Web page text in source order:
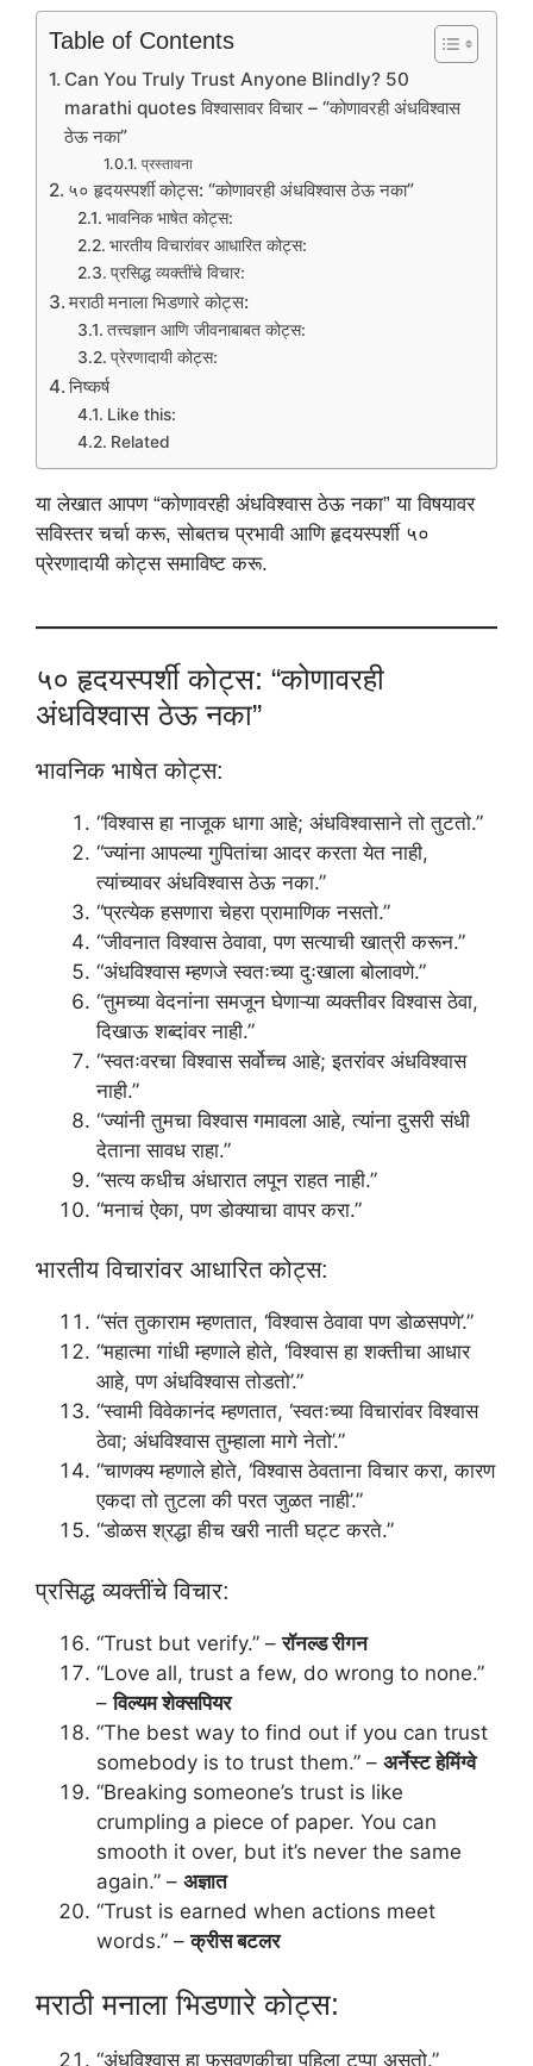
Table of Contents
Can You Truly Trust Anyone Blindly? 50
marathi quotes विश्वासावर विचार – “कोणावरही अंधविश्वास
ठेऊ नका”
प्रस्तावना
५० हृदयस्पर्शी कोट्स: “कोणावरही अंधविश्वास ठेऊ नका”
भावनिक भाषेत कोट्स:
भारतीय विचारांवर आधारित कोट्स:
प्रसिद्ध व्यक्तींचे विचार:
मराठी मनाला भिडणारे कोट्स:
तत्त्वज्ञान आणि जीवनाबाबत कोट्स:
प्रेरणादायी कोट्स:
निष्कर्ष
Like this:
Related
या लेखात आपण “कोणावरही अंधविश्वास ठेऊ नका” या विषयावर
सविस्तर चर्चा करू, सोबतच प्रभावी आणि हृदयस्पर्शी ५०
प्रेरणादायी कोट्स समाविष्ट करू.
५० हृदयस्पर्शी कोट्स: “कोणावरही
अंधविश्वास ठेऊ नका”
भावनिक भाषेत कोट्स:
“विश्वास हा नाजूक धागा आहे; अंधविश्वासाने तो तुटतो.”
“ज्यांना आपल्या गुपितांचा आदर करता येत नाही,
त्यांच्यावर अंधविश्वास ठेऊ नका.”
“प्रत्येक हसणारा चेहरा प्रामाणिक नसतो.”
“जीवनात विश्वास ठेवावा, पण सत्याची खात्री करून.”
“अंधविश्वास म्हणजे स्वतःच्या दुःखाला बोलावणे.”
“तुमच्या वेदनांना समजून घेणाऱ्या व्यक्तीवर विश्वास ठेवा,
दिखाऊ शब्दांवर नाही.”
“स्वतःवरचा विश्वास सर्वोच्च आहे; इतरांवर अंधविश्वास
नाही.”
“ज्यांनी तुमचा विश्वास गमावला आहे, त्यांना दुसरी संधी
देताना सावध राहा.”
“सत्य कधीच अंधारात लपून राहत नाही.”
“मनाचं ऐका, पण डोक्याचा वापर करा.”
भारतीय विचारांवर आधारित कोट्स:
“संत तुकाराम म्हणतात, ‘विश्वास ठेवावा पण डोळसपणे’.”
“महात्मा गांधी म्हणाले होते, ‘विश्वास हा शक्तीचा आधार
आहे, पण अंधविश्वास तोडतो’.”
“स्वामी विवेकानंद म्हणतात, ‘स्वतःच्या विचारांवर विश्वास
ठेवा; अंधविश्वास तुम्हाला मागे नेतो’.”
“चाणक्य म्हणाले होते, ‘विश्वास ठेवताना विचार करा, कारण
एकदा तो तुटला की परत जुळत नाही’.”
“डोळस श्रद्धा हीच खरी नाती घट्ट करते.”
प्रसिद्ध व्यक्तींचे विचार:
“Trust but verify.” –रॉनल्ड रीगन
“Love all, trust a few, do wrong to none.”
–विल्यम शेक्सपियर
“The best way to find out if you can trust
somebody is to trust them.” – अर्नेस्ट हेमिंग्वे
“Breaking someone’s trust is like
crumpling a piece of paper. You can
smooth it over, but it’s never the same
again.” – अज्ञात
“Trust is earned when actions meet
words.” –क्रीस बटलर
मराठी मनाला भिडणारे कोट्स:
“अंधविश्वास हा फसवणुकीचा पहिला टप्पा असतो.”